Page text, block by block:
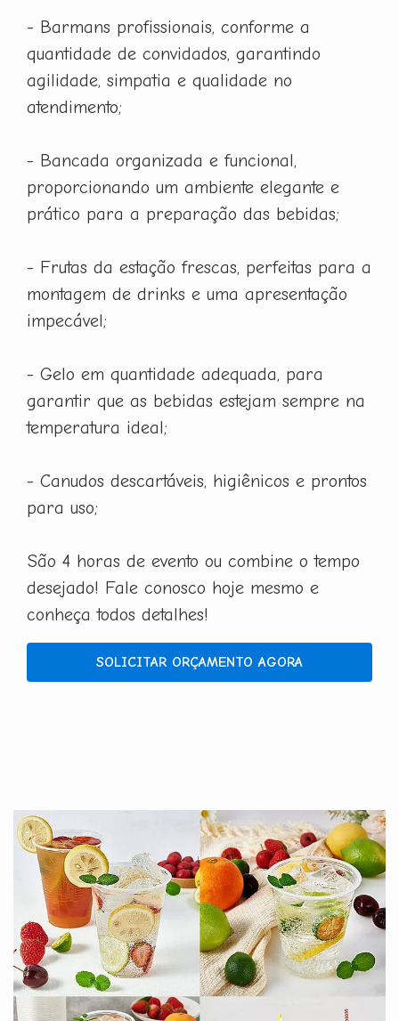
- Barmans profissionais, conforme a
quantidade de convidados, garantindo
agilidade, simpatia e qualidade no
atendimento;
- Bancada organizada e funcional,
proporcionando um ambiente elegante e
prático para a preparação das bebidas;
- Frutas da estação frescas, perfeitas para a
montagem de drinks e uma apresentação
impecável;
- Gelo em quantidade adequada, para
garantir que as bebidas estejam sempre na
temperatura ideal;
- Canudos descartáveis, higiênicos e prontos
para uso;
São 4 horas de evento ou combine o tempo
desejado! Fale conosco hoje mesmo e
conheça todos detalhes!
SOLICITAR ORÇAMENTO AGORA